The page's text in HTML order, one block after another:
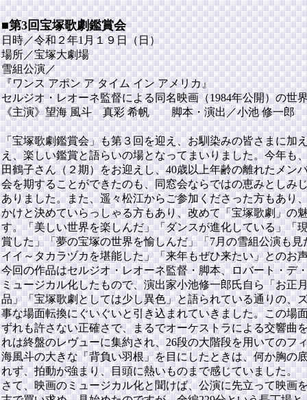
■第3回宝塚歌劇鑑賞会
日時／令和２年1月１９日（日）
場所／宝塚大劇場
雪組公演／
『ワンス アポン ア タイム イン アメリカ』
セルジオ・レオーネ監督による同名映画（1984年公開）の
《主演》望海 風斗 真彩 希帆 脚本・演出／小池 修一郎
報告者：大浦 綾子
「宝塚歌劇鑑賞会」も第３回を迎え、お馴染みの皆さまに加
え、楽しい鑑賞と語らいの場となってまいりました。今年も
田鶴子さん（２期）をお迎えし、40歳以上年齢の離れたメン
会を期することができたのも、同窓会ならではの恵みとしみ
ありました。また、遥々松江からご参加くださった方もあり
かけと決めていらっしゃる方もあり、改めて「宝塚歌劇」の
す。「美しい世界を楽しんだ」「ダンスが進化している」「
賞した」「夢の宝塚の世界を愉しんだ」「7月の雪組公演も
イイ～タカラヅカを堪能した」「来年もぜひ来たい」とのお
今回の作品はセルジオ・レオーネ監督・脚本、ロバート・デ
ミュージカル化したもので、演出家小池修一郎氏自ら「お正
品」「宝塚歌劇としては少し異色」と語られている通りの、
事な場面転換にぐいぐいと引き込まれていきました。この場
ずれも許さない正確さで、まるでオーケストラによる交響曲
れは終盤のレヴューに集約され、26段の大階段を用いてのフ
海風斗の大きな「背負い羽根」を目にしたときは、何か胸の
れず、拍動が強まり、目頭に熱いものまで感じていました。
さて、映画のミュージカル化と聞けば、公演に先立って映画